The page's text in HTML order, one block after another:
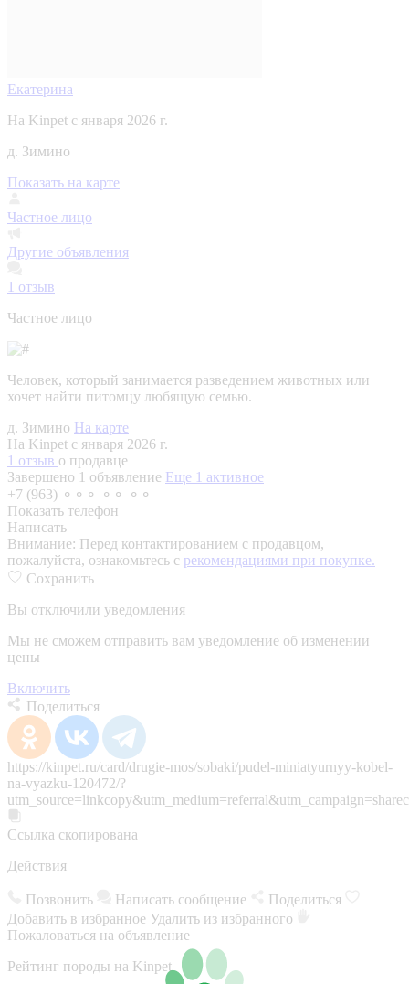
Екатерина
На Kinpet c января 2026 г.
д. Зимино
Показать на карте
Частное лицо
Другие объявления
1 отзыв
Частное лицо
Человек, который занимается разведением животных или
хочет найти питомцу любящую семью.
д. Зимино На карте
На Kinpet c января 2026 г.
1 отзыв о продавце
Завершено 1 объявление Еще 1 активное
+7 (963) ⚬⚬⚬ ⚬⚬ ⚬⚬
Показать телефон
Написать
Внимание: Перед контактированием с продавцом,
пожалуйста, ознакомьтесь с рекомендациями при покупке.
Сохранить
Вы отключили уведомления
Мы не сможем отправить вам уведомление об изменении
цены
Включить
Поделиться
https://kinpet.ru/card/drugie-mos/sobaki/pudel-miniatyurnyy-kobel-
na-vyazku-120472/?
Ссылка скопирована
Действия
Позвонить Написать сообщение
Поделиться
Добавить в избранное Удалить из избранного
Пожаловаться на объявление
Рейтинг породы на Kinpet